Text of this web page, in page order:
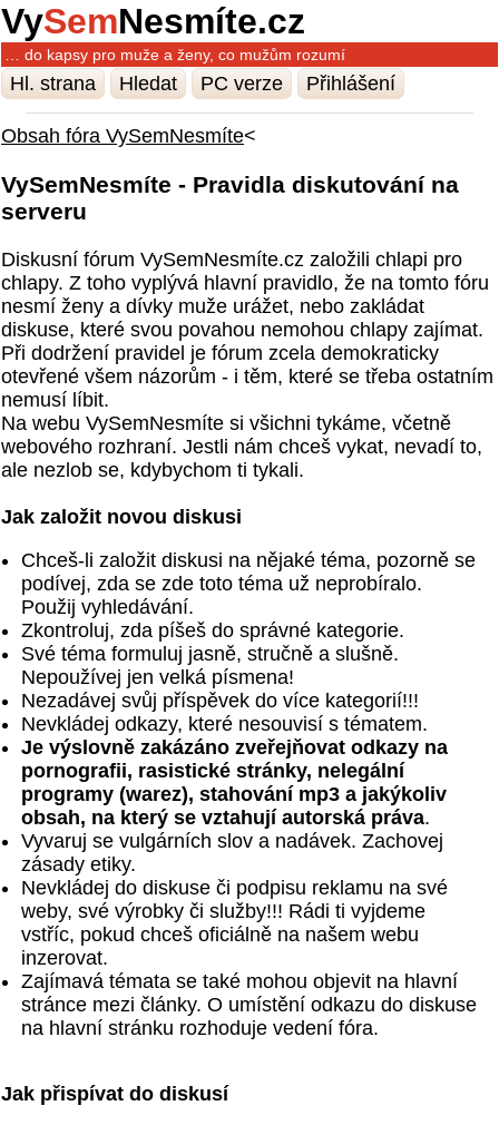
VySemNesmíte.cz
… do kapsy pro muže a ženy, co mužům rozumí
Hl. strana Hledat PC verze Přihlášení
Obsah fóra VySemNesmíte<
VySemNesmíte - Pravidla diskutování na
serveru
Diskusní fórum VySemNesmíte.cz založili chlapi pro
chlapy. Z toho vyplývá hlavní pravidlo, že na tomto fóru
nesmí ženy a dívky muže urážet, nebo zakládat
diskuse, které svou povahou nemohou chlapy zajímat.
Při dodržení pravidel je fórum zcela demokraticky
otevřené všem názorům - i těm, které se třeba ostatním
nemusí líbit.
Na webu VySemNesmíte si všichni tykáme, včetně
webového rozhraní. Jestli nám chceš vykat, nevadí to,
ale nezlob se, kdybychom ti tykali.
Jak založit novou diskusi
Chceš-li založit diskusi na nějaké téma, pozorně se
podívej, zda se zde toto téma už neprobíralo.
Použij vyhledávání.
Zkontroluj, zda píšeš do správné kategorie.
Své téma formuluj jasně, stručně a slušně.
Nepoužívej jen velká písmena!
Nezadávej svůj příspěvek do více kategorií!!!
Nevkládej odkazy, které nesouvisí s tématem.
Je výslovně zakázáno zveřejňovat odkazy na
pornografii, rasistické stránky, nelegální
programy (warez), stahování mp3 a jakýkoliv
obsah, na který se vztahují autorská práva.
Vyvaruj se vulgárních slov a nadávek. Zachovej
zásady etiky.
Nevkládej do diskuse či podpisu reklamu na své
weby, své výrobky či služby!!! Rádi ti vyjdeme
vstříc, pokud chceš oficiálně na našem webu
inzerovat.
Zajímavá témata se také mohou objevit na hlavní
stránce mezi články. O umístění odkazu do diskuse
na hlavní stránku rozhoduje vedení fóra.
Jak přispívat do diskusí